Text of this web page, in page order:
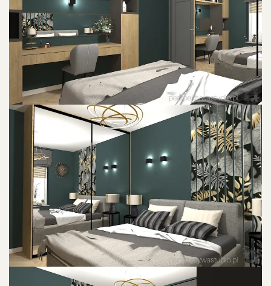
POWIU0119KSZ ZDJU0119CIE
POWIU0119KSZ ZDJU0119CIE